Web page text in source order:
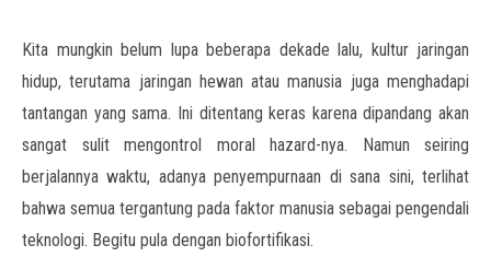
Kita mungkin belum lupa beberapa dekade lalu, kultur jaringan
hidup, terutama jaringan hewan atau manusia juga menghadapi
tantangan yang sama. Ini ditentang keras karena dipandang akan
sangat sulit mengontrol moral hazard-nya. Namun seiring
berjalannya waktu, adanya penyempurnaan di sana sini, terlihat
bahwa semua tergantung pada faktor manusia sebagai pengendali
teknologi. Begitu pula dengan biofortifikasi.